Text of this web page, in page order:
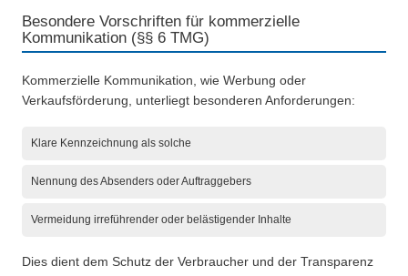
Besondere Vorschriften für kommerzielle
Kommunikation (§§ 6 TMG)
Kommerzielle Kommunikation, wie Werbung oder
Verkaufsförderung, unterliegt besonderen Anforderungen:
Klare Kennzeichnung als solche
Nennung des Absenders oder Auftraggebers
Vermeidung irreführender oder belästigender Inhalte
Dies dient dem Schutz der Verbraucher und der Transparenz